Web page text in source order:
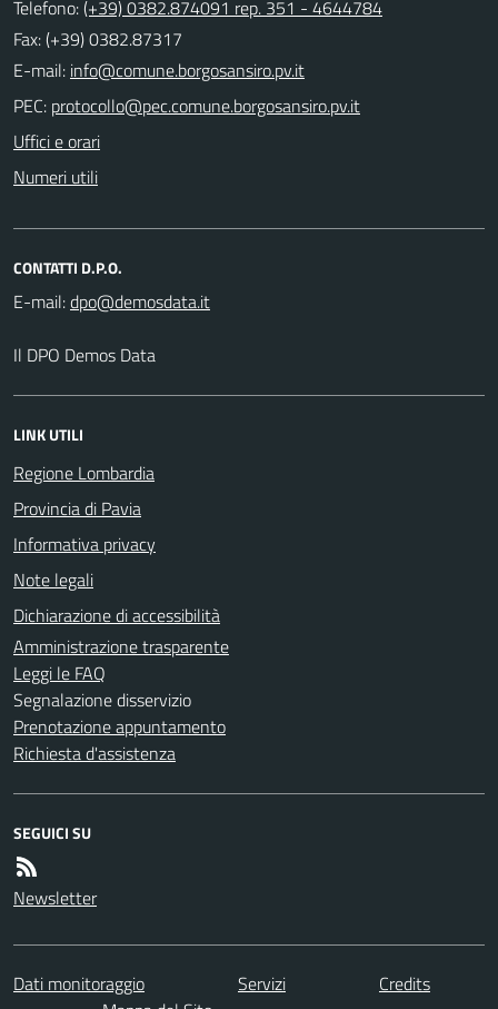
Telefono:(+39) 0382.874091 rep. 351 - 4644784
Fax: (+39) 0382.87317
E-mail:
PEC:
Uffici e orari
Numeri utili
CONTATTI D.P.O.
E-mail:
Il DPO Demos Data
LINK UTILI
Regione Lombardia
Provincia di Pavia
Informativa privacy
Note legali
Dichiarazione di accessibilità
Amministrazione trasparente
Leggi le FAQ
Segnalazione disservizio
Prenotazione appuntamento
Richiesta d'assistenza
SEGUICI SU
Newsletter
Dati monitoraggio Servizi
Credits